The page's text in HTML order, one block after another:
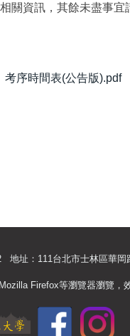
關資訊，其餘未盡事宜
序時間表(公告版).pdf
地址：111台北市士林區華
Firefox等瀏覽器瀏覽